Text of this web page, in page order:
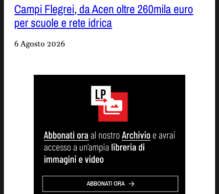
Campi Flegrei, da Acen oltre 260mila euro
per scuole e rete idrica
6 Agosto 2026